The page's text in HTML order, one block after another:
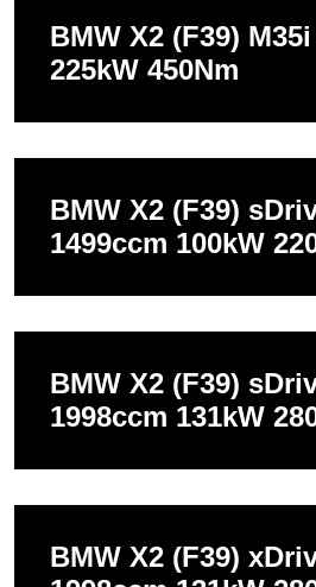
BMW X2 (F39)
225kW 450Nm
BMW X2 (F39)
1499ccm 100kW
BMW X2 (F39)
1998ccm 131kW
BMW X2 (F39)